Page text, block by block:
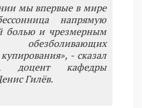
мы впервые в мире
напрямую
болью и чрезмерным
обезболивающих
- сказал
доцент кафедры
Гилёв.